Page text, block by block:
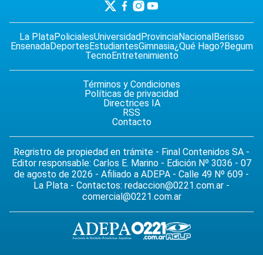
La PlataPolicialesUniversidadProvinciaNacionalBerisso
EnsenadaDeportesEstudiantesGimnasia¿Qué Hago?Begum
TecnoEntretenimiento
Términos y Condiciones
Políticas de privacidad
Directrices IA
RSS
Contacto
Regristro de propiedad en trámite - Final Contenidos SA -
Editor responsable: Carlos E. Marino - Edición Nº 3036 - 07
de agosto de 2026 - Afiliado a ADEPA - Calle 49 Nº 609 -
La Plata - Contactos: redaccion@0221.com.ar -
comercial@0221.com.ar